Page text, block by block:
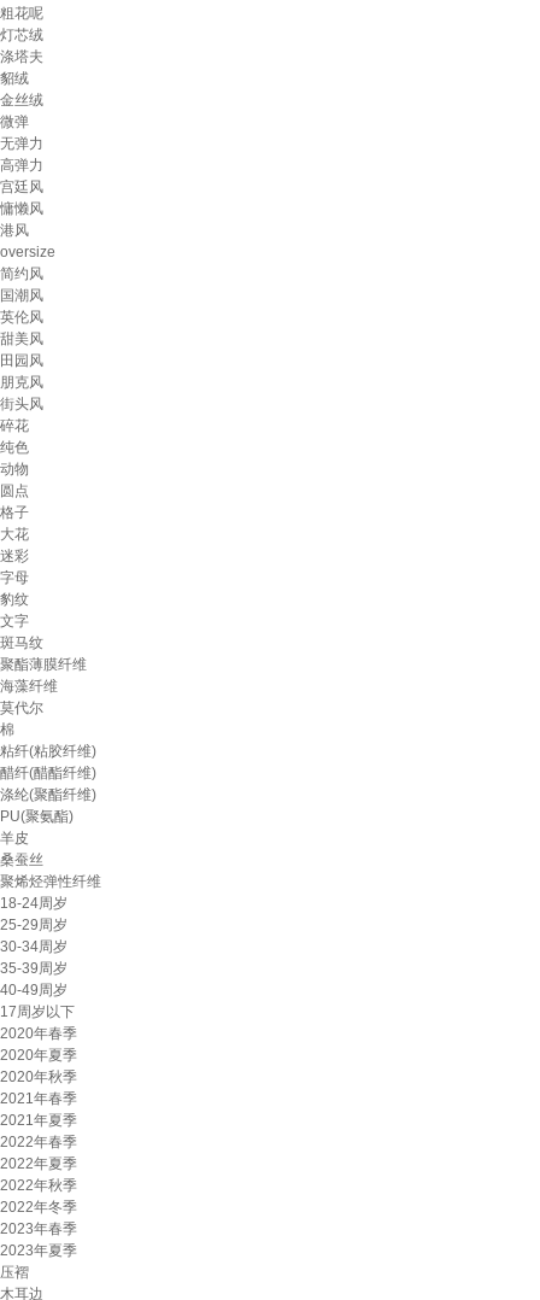
粗花呢
灯芯绒
涤塔夫
貂绒
金丝绒
微弹
无弹力
高弹力
宫廷风
慵懒风
港风
oversize
简约风
国潮风
英伦风
甜美风
田园风
朋克风
街头风
碎花
纯色
动物
圆点
格子
大花
迷彩
字母
豹纹
文字
斑马纹
聚酯薄膜纤维
海藻纤维
莫代尔
棉
粘纤(粘胶纤维)
醋纤(醋酯纤维)
涤纶(聚酯纤维)
PU(聚氨酯)
羊皮
桑蚕丝
聚烯烃弹性纤维
18-24周岁
25-29周岁
30-34周岁
35-39周岁
40-49周岁
17周岁以下
2020年春季
2020年夏季
2020年秋季
2021年春季
2021年夏季
2022年春季
2022年夏季
2022年秋季
2022年冬季
2023年春季
2023年夏季
压褶
木耳边